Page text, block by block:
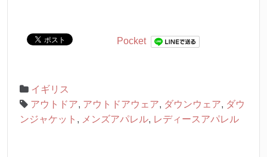
Pocket
イギリス
アウトドア, アウトドアウェア, ダウンウェア, ダウ
ンジャケット , メンズアパレル, レディースアパレル